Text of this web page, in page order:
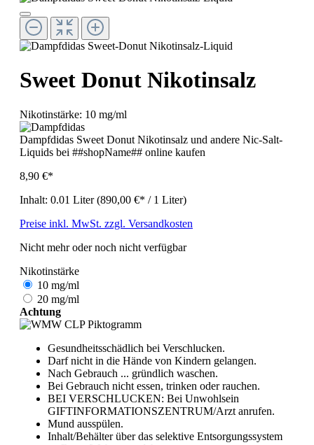
Sweet Donut Nikotinsalz
Nikotinstärke: 10 mg/ml
Dampfdidas Sweet Donut Nikotinsalz und andere Nic-Salt-
Liquids bei ##shopName## online kaufen
8,90 €*
Inhalt: 0.01 Liter(890,00 €* / 1 Liter)
Preise inkl. MwSt. zzgl. Versandkosten
Nicht mehr oder noch nicht verfügbar
Nikotinstärke
10 mg/ml
20 mg/ml
Achtung
Gesundheitsschädlich bei Verschlucken.
Darf nicht in die Hände von Kindern gelangen.
Nach Gebrauch ... gründlich waschen.
Bei Gebrauch nicht essen, trinken oder rauchen.
BEI VERSCHLUCKEN: Bei Unwohlsein
GIFTINFORMATIONSZENTRUM/Arzt anrufen.
Mund ausspülen.
Inhalt/Behälter über das selektive Entsorgungssystem